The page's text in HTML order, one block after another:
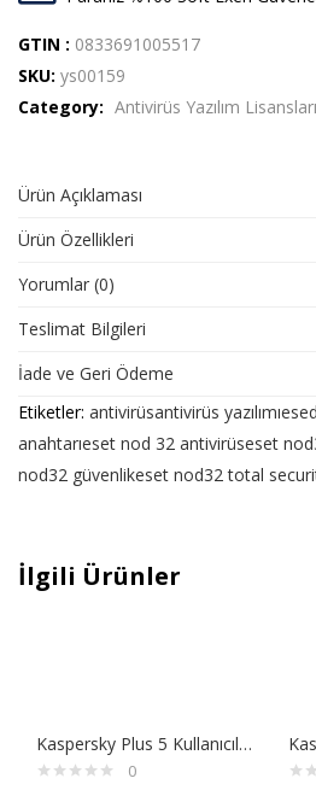
GTIN : 0833691005517
SKU: ys00159
Category: Antivirüs Yazılım Lisansları
Ürün Açıklaması
Ürün Özellikleri
Yorumlar (0)
Teslimat Bilgileri
İade ve Geri Ödeme
Etiketler: antivirüsantivirüs yazılımı
anahtarıeset nod 32 antivirüseset
nod32 güvenlikeset nod32 total
İlgili Ürünler
Kaspersky Plus 5 Kullanıcılı 1 Yıllık Sınırsız VPN Esd ile
0